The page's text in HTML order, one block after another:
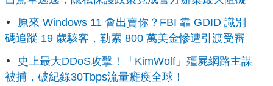
原來 Windows 11 會出賣你？FBI 靠 GDID 識別
碼追蹤 19 歲駭客，勒索 800 萬美金慘遭引渡受審
史上最大DDoS攻擊！「KimWolf」殭屍網路主謀
被捕，破紀錄30Tbps流量癱瘓全球！